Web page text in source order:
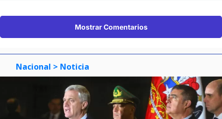
Mostrar Comentarios
Nacional > Noticia